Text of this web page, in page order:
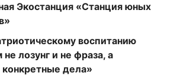
Экостанция «Станция юных
воспитанию
лозунг и не фраза, а
дела»